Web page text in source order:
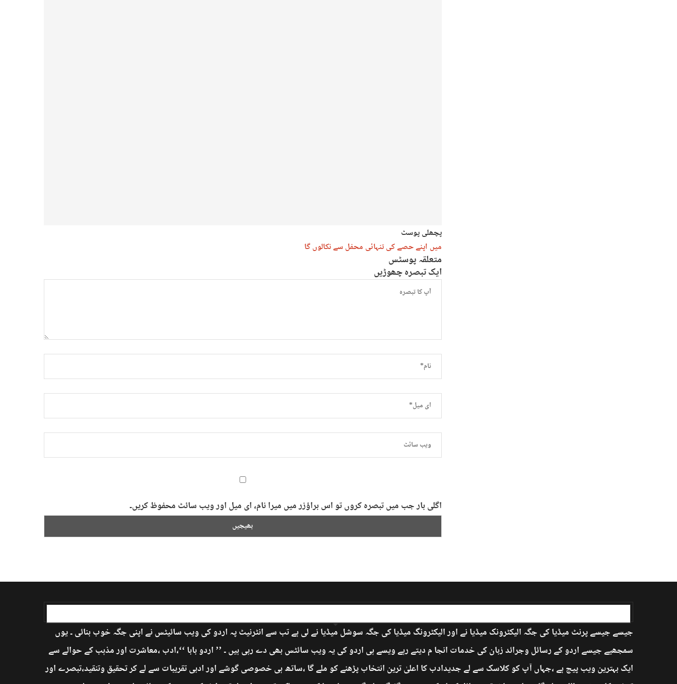
پچھلی پوسٹ
میں اپنے حصے کی تنہائی محفل سے نکالوں گا
متعلقہ پوسٹس
ایک تبصرہ چھوڑیں
اگلی بار جب میں تبصرہ کروں تو اس براؤزر میں میرا نام، ای میل اور ویب سائٹ محفوظ کریں۔
جیسے جیسے پرنٹ میڈیا کی جگہ الیکٹرونک میڈیا نے اور الیکٹرونگ میڈیا کی جگہ سوشل میڈیا نے لی ہے تب سے انٹرنیٹ پہ اردو کی ویب سائیٹس نے اپنی جگہ خوب بنائی ۔ یوں
سمجھیے جیسے اردو کے رسائل وجرائد زبان کی خدمات انجا م دیتے رہے ویسے ہی اردو کی یہ ویب سائٹس بھی دے رہی ہیں ۔ ’’ اردو بابا ‘‘،ادب ،معاشرت اور مذہب کے حوالے سے
ایک بہترین ویب پیج ہے ،جہاں آپ کو کلاسک سے لے جدیدادب کا اعلیٰ ترین انتخاب پڑھنے کو ملے گا ،ساتھ ہی خصوصی گوشے اور ادبی تقریبات سے لے کر تحقیق وتنقید،تبصرے اور